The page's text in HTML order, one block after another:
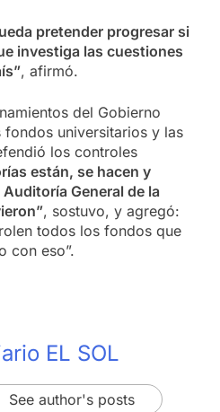
pretender progresar si
investiga las cuestiones
, afirmó.
del Gobierno
universitarios y las
los controles
están, se hacen y
General de la
, sostuvo, y agregó:
todos los fondos que
con eso”.
EL SOL
See author's posts